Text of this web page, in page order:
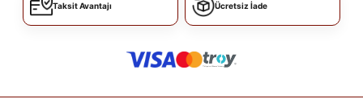
Taksit Avantajı Ücretsiz İade